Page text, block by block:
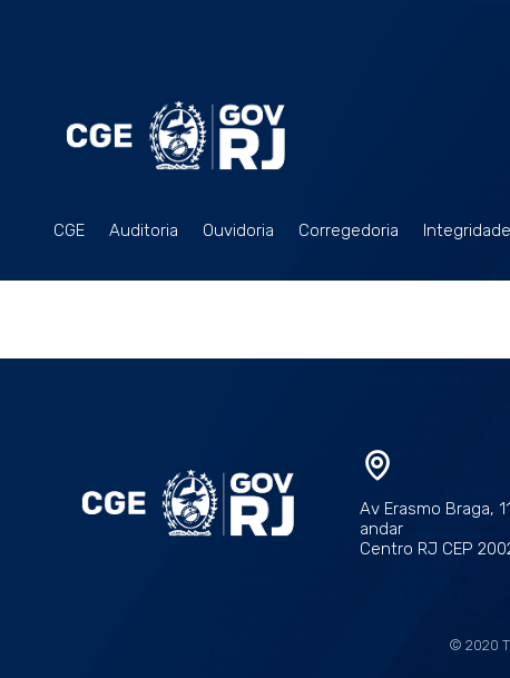
CGE Auditoria Ouvidoria Corregedoria Integridade
Av Erasmo Braga,
andar
Centro RJ CEP
© 2020